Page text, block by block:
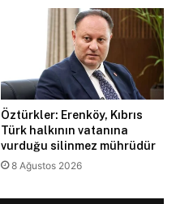
Öztürkler: Erenköy, Kıbrıs
Türk halkının vatanına
vurduğu silinmez mührüdür
8 Ağustos 2026